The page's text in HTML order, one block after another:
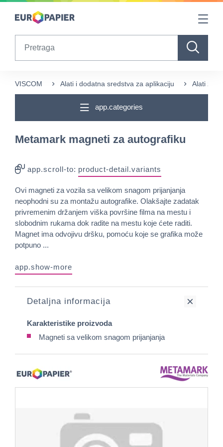
Table Of Content
VISCOM Alati i dodatna sredstva za aplikaciju Alati za
app.categories
Metamark magneti za autografiku
app.scroll-to: product-detail.variants
Ovi magneti za vozila sa velikom snagom prijanjanja
neophodni su za montažu autografike. Olakšajte zadatak
privremenim držanjem viška površine filma na mestu i
slobodnim rukama dok radite na mestu koje ćete raditi.
Magnet ima odvojivu dršku, pomoću koje se grafika može
potpuno ...
app.show-more
Detaljna informacija
Karakteristike proizvoda
Magneti sa velikom snagom prijanjanja